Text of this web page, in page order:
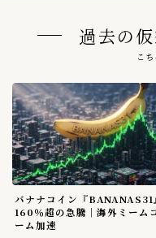
過去の
こ
バナナコイン『BANANAS31
160％超の急騰｜海外ミーム
ーム加速